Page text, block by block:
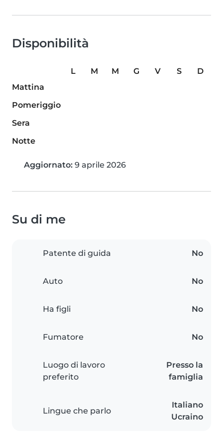
Disponibilità
L M M G V S
D
Mattina
Pomeriggio
Sera
Notte
Aggiornato: 9 aprile 2026
Su di me
Patente di guida No
Auto No
Ha figli No
Fumatore No
Luogo di lavoro
preferito
Presso la
famiglia
Lingue che parlo
Italiano
Ucraino